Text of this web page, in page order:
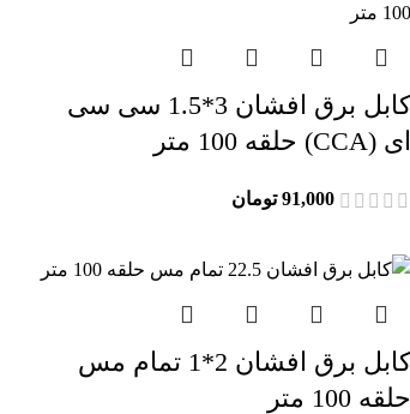
کابل برق افشان 3*1.5 سی سی
ای (CCA) حلقه 100 متر
91,000 تومان
کابل برق افشان 2*1 تمام مس
حلقه 100 متر